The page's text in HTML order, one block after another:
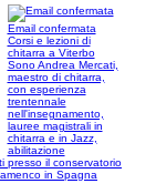
Email confermata
Corsi e lezioni di
chitarra a Viterbo
Sono Andrea Mercati,
maestro di chitarra,
con esperienza
trentennale
nell'insegnamento,
lauree magistrali in
chitarra e in Jazz,
abilitazione
presso il conservatorio
in Spagna